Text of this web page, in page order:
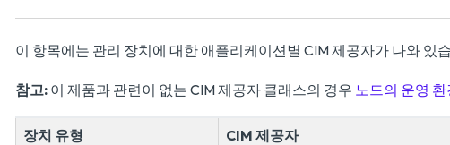
이 항목에는 관리 장치에 대한 애플리케이션별 CIM 제공자가 나와 있
참고: 이 제품과 관련이 없는 CIM 제공자 클래스의 경우 노드의 운영
장치 유형 CIM 제공자